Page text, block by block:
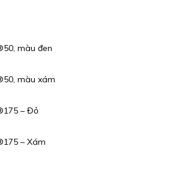
màu đen
màu xám
– Đỏ
– Xám